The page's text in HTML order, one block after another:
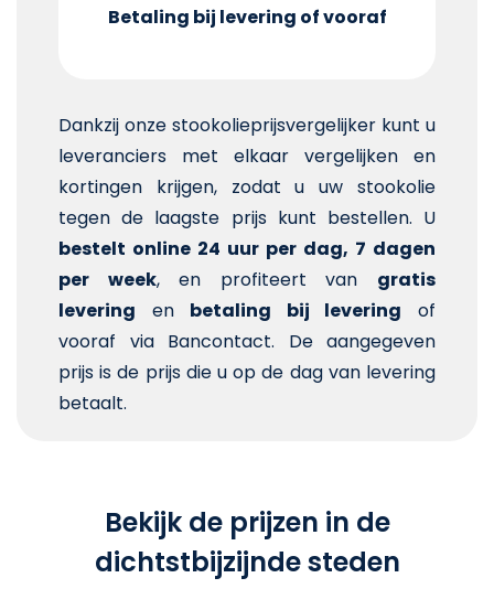
Betaling bij levering of vooraf
Dankzij onze stookolieprijsvergelijker kunt u
leveranciers met elkaar vergelijken en
kortingen krijgen, zodat u uw stookolie
tegen de laagste prijs kunt bestellen. U
bestelt online 24 uur per dag, 7 dagen
per week, en profiteert van gratis
levering en betaling bij levering of
vooraf via Bancontact. De aangegeven
prijs is de prijs die u op de dag van levering
betaalt.
Bekijk de prijzen in de
dichtstbijzijnde steden